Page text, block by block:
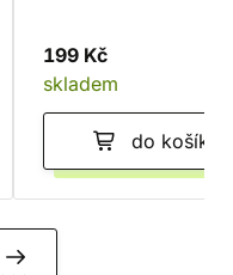
199 Kč
skladem
do košíku